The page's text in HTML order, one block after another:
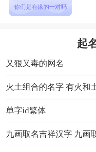
你们是有缘的一对吗
起
又狠又毒的网名
火土组合的名字 有火和
单字id繁体
九画取名吉祥汉字 九画